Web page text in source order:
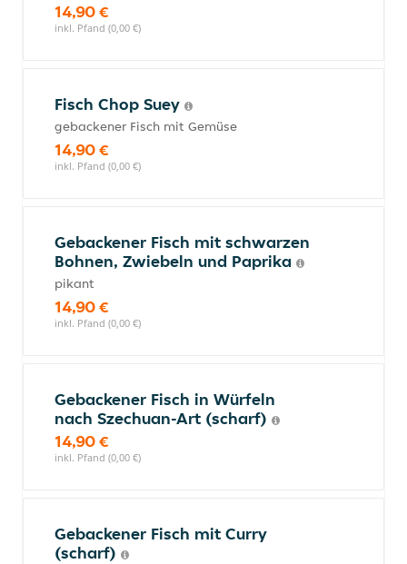
14,90 €
inkl. Pfand (0,00 €)
Fisch Chop Suey
gebackener Fisch mit Gemüse
14,90 €
inkl. Pfand (0,00 €)
Gebackener Fisch mit schwarzen
Bohnen, Zwiebeln und Paprika
pikant
14,90 €
inkl. Pfand (0,00 €)
Gebackener Fisch in Würfeln
nach Szechuan-Art (scharf)
14,90 €
inkl. Pfand (0,00 €)
Gebackener Fisch mit Curry
(scharf)